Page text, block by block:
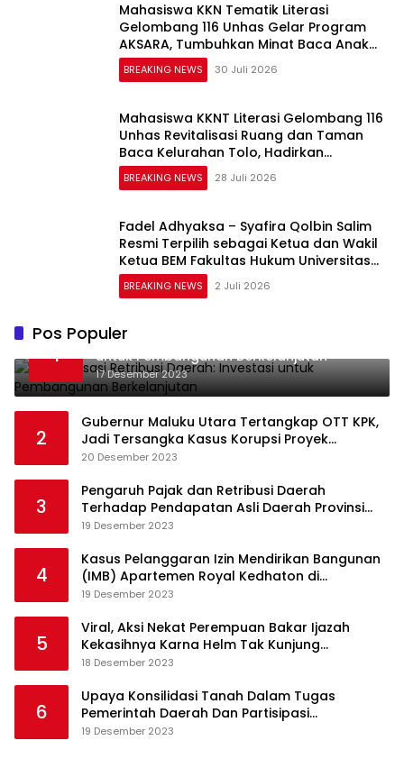
Mahasiswa KKN Tematik Literasi
Gelombang 116 Unhas Gelar Program
AKSARA, Tumbuhkan Minat Baca Anak
Melalui Membaca Nyaring
BREAKING NEWS 30 Juli 2026
Mahasiswa KKNT Literasi Gelombang 116
Unhas Revitalisasi Ruang dan Taman
Baca Kelurahan Tolo, Hadirkan
CAKRAWALA sebagai Pusat Literasi
Masyarakat
BREAKING NEWS 28 Juli 2026
Fadel Adhyaksa – Syafira Qolbin Salim
Resmi Terpilih sebagai Ketua dan Wakil
Ketua BEM Fakultas Hukum Universitas
Jambi Periode 2026–2027
BREAKING NEWS 2 Juli 2026
Pos Populer
1
Optimalisasi Retribusi Daerah: Investasi
untuk Pembangunan Berkelanjutan
17 Desember 2023
2
Gubernur Maluku Utara Tertangkap OTT KPK,
Jadi Tersangka Kasus Korupsi Proyek
Pengadaan Barang dan Jasa
20 Desember 2023
3
Pengaruh Pajak dan Retribusi Daerah
Terhadap Pendapatan Asli Daerah Provinsi
Jambi
19 Desember 2023
4
Kasus Pelanggaran Izin Mendirikan Bangunan
(IMB) Apartemen Royal Kedhaton di
Yogyakarta
19 Desember 2023
5
Viral, Aksi Nekat Perempuan Bakar Ijazah
Kekasihnya Karna Helm Tak Kunjung
Dikembalikan
18 Desember 2023
6
Upaya Konsilidasi Tanah Dalam Tugas
Pemerintah Daerah Dan Partisipasi
Masyarakat
19 Desember 2023